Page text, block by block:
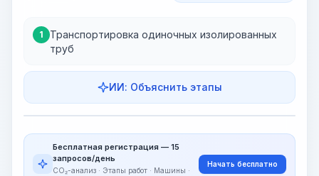
1
Транспортировка одиночных изолированных
труб
ИИ: Объяснить этапы
Этапы работ
~15-30 Sek.
Бесплатная регистрация — 15
запросов/день
CO₂-анализ · Этапы работ · Машины ·
Начать бесплатно